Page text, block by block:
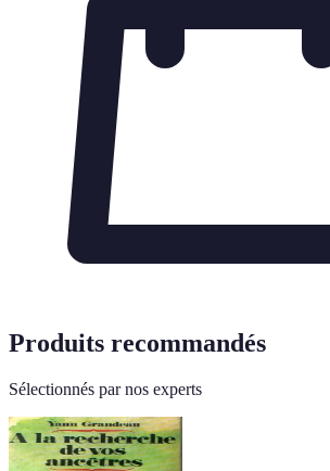
Produits recommandés
Sélectionnés par nos experts